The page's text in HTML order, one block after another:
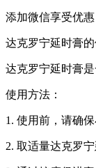
添加微信享受优惠
达克罗宁延时膏
达克罗宁延时膏
使用方法：
1. 使用前，请确
2. 取适量达克罗